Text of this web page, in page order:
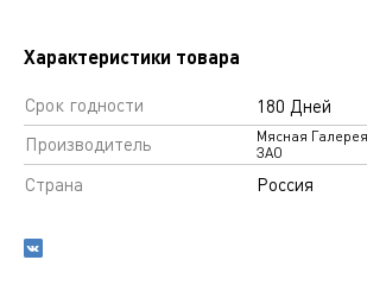
Характеристики товара
Срок годности
180 Дней
Производитель
Мясная Галерея
ЗАО
Страна Россия